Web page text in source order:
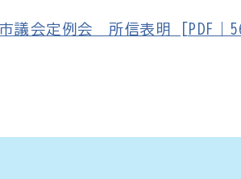
議会定例会 所信表明 [PDF｜